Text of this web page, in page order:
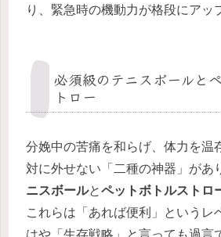
り、緊急時の機動力が格段にアッ
必須級のテニスボールと
トロー
分娩中の苦痛を和らげ、体力を温
対に外せない「二種の神器」があ
ニスボールとペットボトルストロ
これらは「あれば便利」というレ
はや「生存戦略」と言っても過言